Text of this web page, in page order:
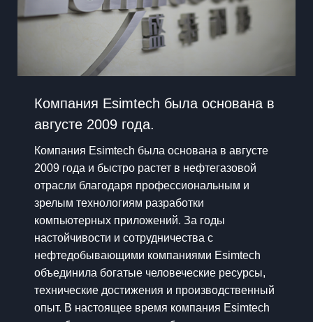
Компания Esimtech была основана в
августе 2009 года.
Компания Esimtech была основана в августе
2009 года и быстро растет в нефтегазовой
отрасли благодаря профессиональным и
зрелым технологиям разработки
компьютерных приложений. За годы
настойчивости и сотрудничества с
нефтедобывающими компаниями Esimtech
объединила богатые человеческие ресурсы,
технические достижения и производственный
опыт. В настоящее время компания Esimtech